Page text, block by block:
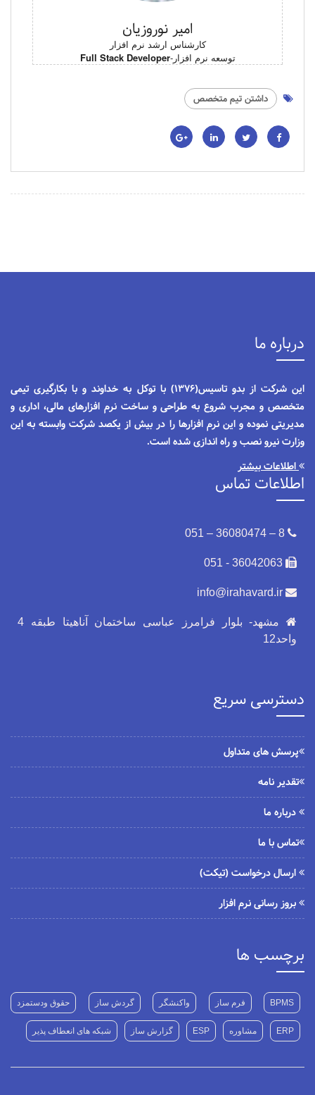
امیر نوروزیان
کارشناس ارشد نرم افزار
توسعه نرم افزار-Full Stack Developer
داشتن تیم متخصص
درباره ما
این شرکت از بدو تاسیس(1376) با توکل به خداوند و با بکارگیری تیمی
متخصص و مجرب شروع به طراحی و ساخت نرم افزارهای مالی، اداری و
مدیریتی نموده و این نرم افزارها را در بیش از یکصد شرکت وابسته به این
وزارت نیرو نصب و راه اندازی شده است.
اطلاعات بیشتر
اطلاعات تماس
مشهد- بلوار فرامرز عباسی ساختمان آناهیتا طبقه 4
واحد12
دسترسی سریع
پرسش های متداول
تقدیر نامه
درباره ما
تماس با ما
ارسال درخواست (تیکت)
بروز رسانی نرم افزار
برچسب ها
BPMS فرم ساز واکنشگر گردش ساز حقوق ودستمزد
ERP مشاوره ESP گزارش ساز شبکه های انعطاف پذیر